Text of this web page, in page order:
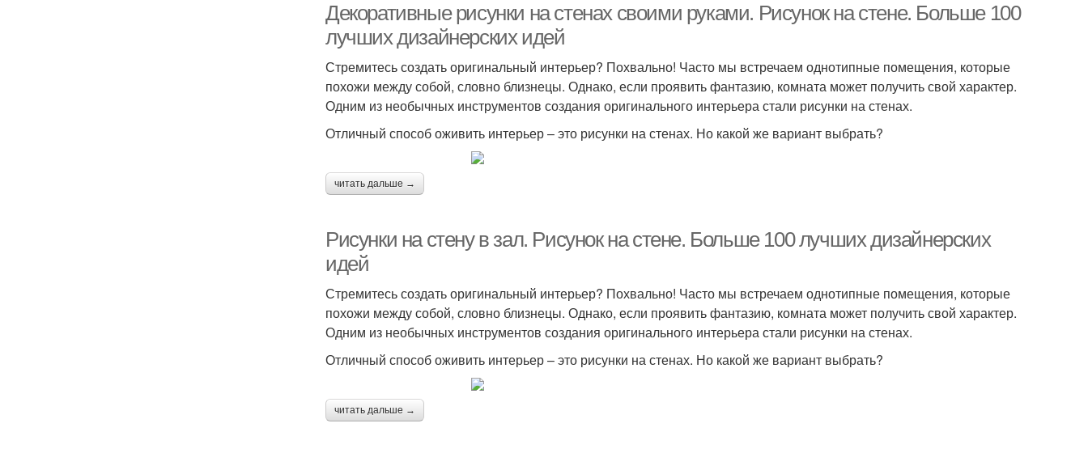
Декоративные рисунки на стенах своими руками. Рисунок на стене. Больше 100
лучших дизайнерских идей
Стремитесь создать оригинальный интерьер? Похвально! Часто мы встречаем однотипные помещения, которые
похожи между собой, словно близнецы. Однако, если проявить фантазию, комната может получить свой характер.
Одним из необычных инструментов создания оригинального интерьера стали рисунки на стенах.
Отличный способ оживить интерьер – это рисунки на стенах. Но какой же вариант выбрать?
читать дальше →
Рисунки на стену в зал. Рисунок на стене. Больше 100 лучших дизайнерских
идей
Стремитесь создать оригинальный интерьер? Похвально! Часто мы встречаем однотипные помещения, которые
похожи между собой, словно близнецы. Однако, если проявить фантазию, комната может получить свой характер.
Одним из необычных инструментов создания оригинального интерьера стали рисунки на стенах.
Отличный способ оживить интерьер – это рисунки на стенах. Но какой же вариант выбрать?
читать дальше →